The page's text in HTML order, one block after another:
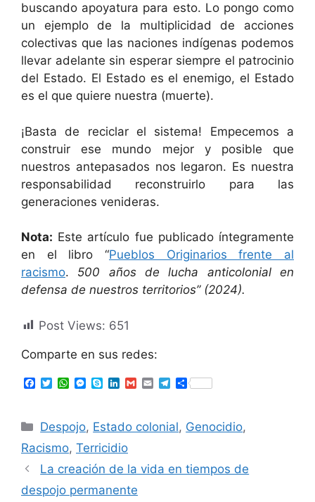
buscando apoyatura para esto. Lo pongo como
un ejemplo de la multiplicidad de acciones
colectivas que las naciones indígenas podemos
llevar adelante sin esperar siempre el patrocinio
del Estado. El Estado es el enemigo, el Estado
es el que quiere nuestra (muerte).
¡Basta de reciclar el sistema! Empecemos a
construir ese mundo mejor y posible que
nuestros antepasados nos legaron. Es nuestra
responsabilidad reconstruirlo para las
generaciones venideras.
Nota: Este artículo fue publicado íntegramente
en el libro “Pueblos Originarios frente al
racismo. 500 años de lucha anticolonial en
defensa de nuestros territorios” (2024).
Post Views: 651
Comparte en sus redes:
F
b
o
k
T
t
r
W
s
p
M
e
g
e
r
S
e
L
e
I
G
l
E
l
T
g
S
e
Despojo, Estado colonial, Genocidio,
Racismo, Terricidio
La creación de la vida en tiempos de
despojo permanente